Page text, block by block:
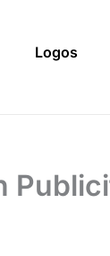
Logos